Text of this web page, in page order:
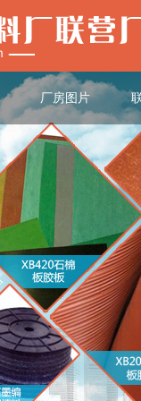
厂房图片